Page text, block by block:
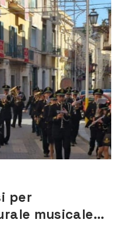
per
musicale